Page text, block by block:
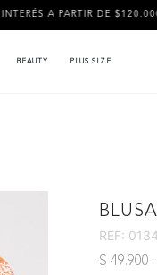
DE $120.000
BEAUTY PLUS SIZE
REF:
Precio
$ 49.900